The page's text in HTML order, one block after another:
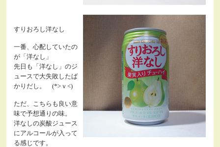
すりおろし洋なし
一番、心配していたの
が「洋なし」
先日も「洋なし」のジ
ュースで大失敗したば
かりだし。 (*>ｖ<)
ただ、こちらも良い意
味で予想通りの味。
洋なしの炭酸ジュース
にアルコールが入って
る感じです。